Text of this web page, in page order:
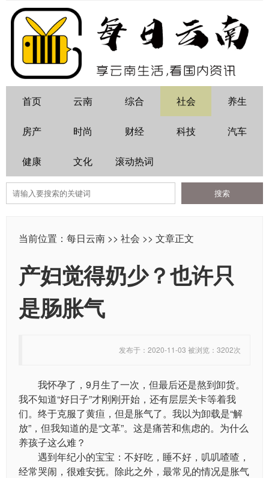
首页 云南 综合 社会 养生
房产 时尚 财经 科技 汽车
健康 文化 滚动热词
当前位置： 每日云南 >> 社会 >> 文章正文
产妇觉得奶少？也许只
是肠胀气
发布于：2020-11-03 被浏览：3202次
我怀孕了，9月生了一次，但最后还是熬到卸货。
我不知道“好日子”才刚刚开始，还有层层关卡等着我
们。终于克服了黄疸，但是胀气了。我以为卸载是“解
放”，但我知道的是“文革”。这是痛苦和焦虑的。为什么
养孩子这么难？
遇到年纪小的宝宝：不好吃，睡不好，叽叽喳喳，
经常哭闹，很难安抚。除此之外，最常见的情况是胀气